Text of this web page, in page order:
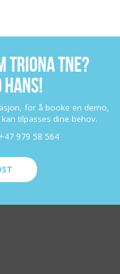
TRIONA TNE?
HANS!
for å booke en demo,
tilpasses dine behov.
979 58 564